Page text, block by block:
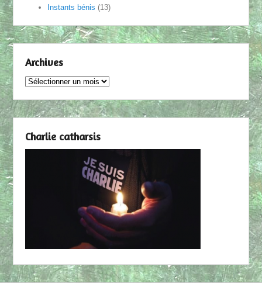
Instants bénis (13)
Archives
Archives
Charlie catharsis